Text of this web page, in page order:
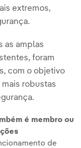
extremos,
as amplas
foram
com o objetivo
robustas
é membro ou
de